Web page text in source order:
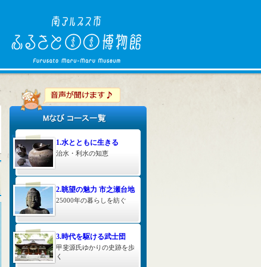
1.水とともに生きる
治水・利水の知恵
2.眺望の魅力 市之瀬台地
25000年の暮らしを紡ぐ
3.時代を駆ける武士団
甲斐源氏ゆかりの史跡を歩
く